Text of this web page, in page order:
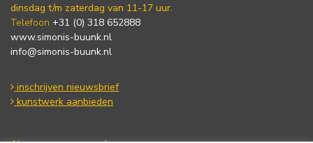
dinsdag t/m zaterdag van 11-17 uur.
Telefoon +31 (0) 318 652888
www.simonis-buunk.nl
info@simonis-buunk.nl
inschrijven nieuwsbrief
kunstwerk aanbieden